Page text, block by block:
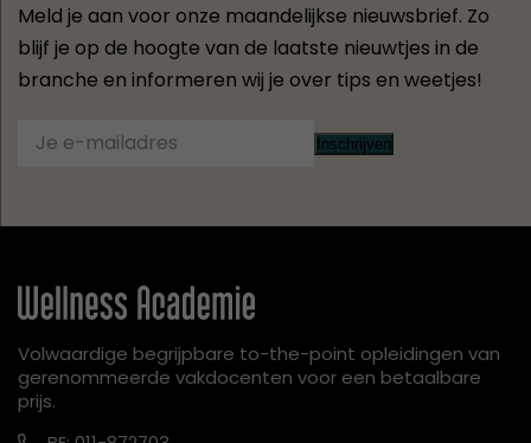
Meld je aan voor onze maandelijkse nieuwsbrief. Zo
blijf je op de hoogte van de laatste nieuwtjes in de
branche en informeren wij je over tips en weetjes!
Inschrijven
Volwaardige begrijpbare to-the-point opleidingen van
gerenommeerde vakdocenten voor een betaalbare
prijs.